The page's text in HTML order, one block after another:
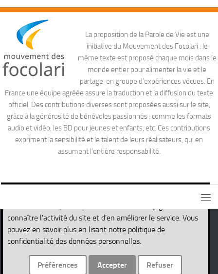
La proposition de la Parole de Vie est une
initiative du Mouvement des Focolari : le
même texte est proposé chaque mois dans le
monde entier pour alimenter la vie et le
partage en groupe d’expériences vécues. En
France une équipe agréée assure la traduction et la diffusion du texte
officiel. Des contributions diverses sont proposées aussi sur le site,
grâce à la générosité de bénévoles passionnés : comme les formats
audio et vidéo, les BD pour jeunes et enfants, etc. Ces contributions
expriment la sensibilité et le talent de leurs réalisateurs, qui en
assument l’entière responsabilité.
Site de la Parole de Vie © 2026. Tous droits réservés.
connaître l'activité du site et d'en améliorer le service. Vous
pouvez en savoir plus en lisant notre politique de
confidentialité des données personnelles.
Préférences Accepter Refuser